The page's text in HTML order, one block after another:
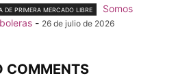
DE PRIMERA MERCADO LIBRE
Somos
- 26 de julio de 2026
COMMENTS